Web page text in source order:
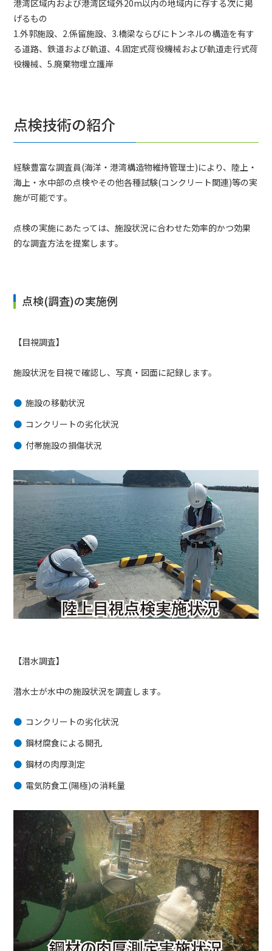
港湾区域内および港湾区域外20m以内の地域内に存する次に掲
げるもの
1.外郭施設、2.係留施設、3.橋梁ならびにトンネルの構造を有す
る道路、鉄道および軌道、4.固定式荷役機械および軌道走行式荷
役機械、5.廃棄物埋立護岸
点検技術の紹介
経験豊富な調査員(海洋・港湾構造物維持管理士)により、陸上・
海上・水中部の点検やその他各種試験(コンクリート関連)等の実
施が可能です。
点検の実施にあたっては、施設状況に合わせた効率的かつ効果
的な調査方法を提案します。
点検(調査)の実施例
【目視調査】
施設状況を目視で確認し、写真・図面に記録します。
施設の移動状況
コンクリートの劣化状況
付帯施設の損傷状況
【潜水調査】
潜水士が水中の施設状況を調査します。
コンクリートの劣化状況
鋼材腐食による開孔
鋼材の肉厚測定
電気防食工(陽極)の消耗量